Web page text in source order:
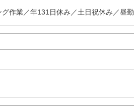
作業／年131日休み／土日祝休み／昼勤